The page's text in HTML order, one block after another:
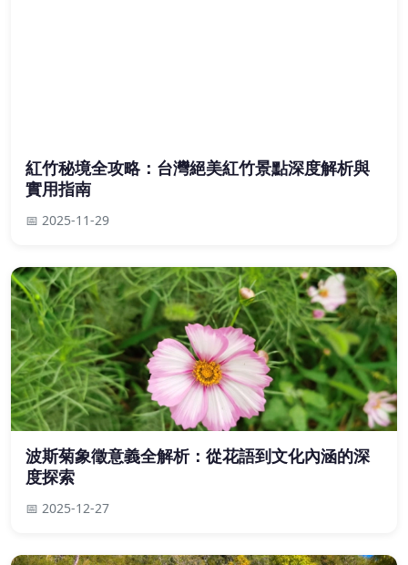
紅竹秘境全攻略：台灣絕美紅竹景點深度解析與
實用指南
📅 2025-11-29
波斯菊象徵意義全解析：從花語到文化內涵的深
度探索
📅 2025-12-27